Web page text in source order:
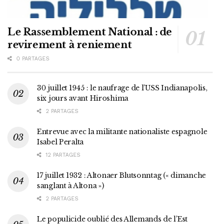
Le Rassemblement National : de
revirement à reniement
0 PARTAGES
30 juillet 1945 : le naufrage de l’USS Indianapolis,
six jours avant Hiroshima
2 PARTAGES
Entrevue avec la militante nationaliste espagnole
Isabel Peralta
12 PARTAGES
17 juillet 1932 : Altonaer Blutsonntag (« dimanche
sanglant à Altona »)
2 PARTAGES
Le populicide oublié des Allemands de l’Est